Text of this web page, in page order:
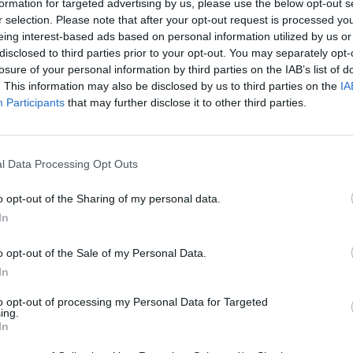
for targeted advertising by us, please use the below opt-out
selection. Please note that after your opt-out request is processed
interest-based ads based on personal information utilized by us
to third parties prior to your opt-out. You may separately
of your personal information by third parties on the IAB’s list of
This information may also be disclosed by us to third parties on the
Participants that may further disclose it to other third parties.
Data Processing Opt Outs
opt-out of the Sharing of my personal data.
opt-out of the Sale of my Personal Data.
opt-out of processing my Personal Data for Targeted
Νότος 94.9εδώ
Προεκλογική
- Σεβασμός στα
Κυριάκος Μητσοτάκης: